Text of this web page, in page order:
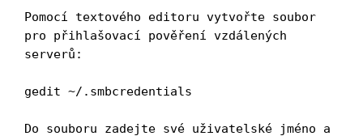
Pomocí textového editoru vytvořte soubor
pro přihlašovací pověření vzdálených
serverů:
gedit ~/.smbcredentials
Do souboru zadejte své uživatelské jméno a